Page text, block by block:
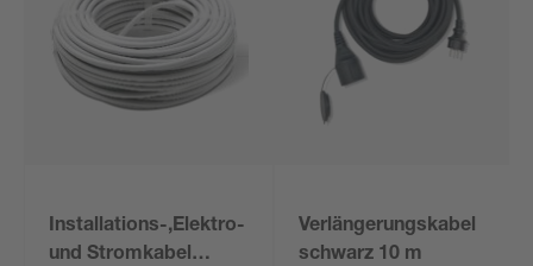
Installations-,Elektro-
und Stromkabel
Verlängerungskabel
schwarz 10 m